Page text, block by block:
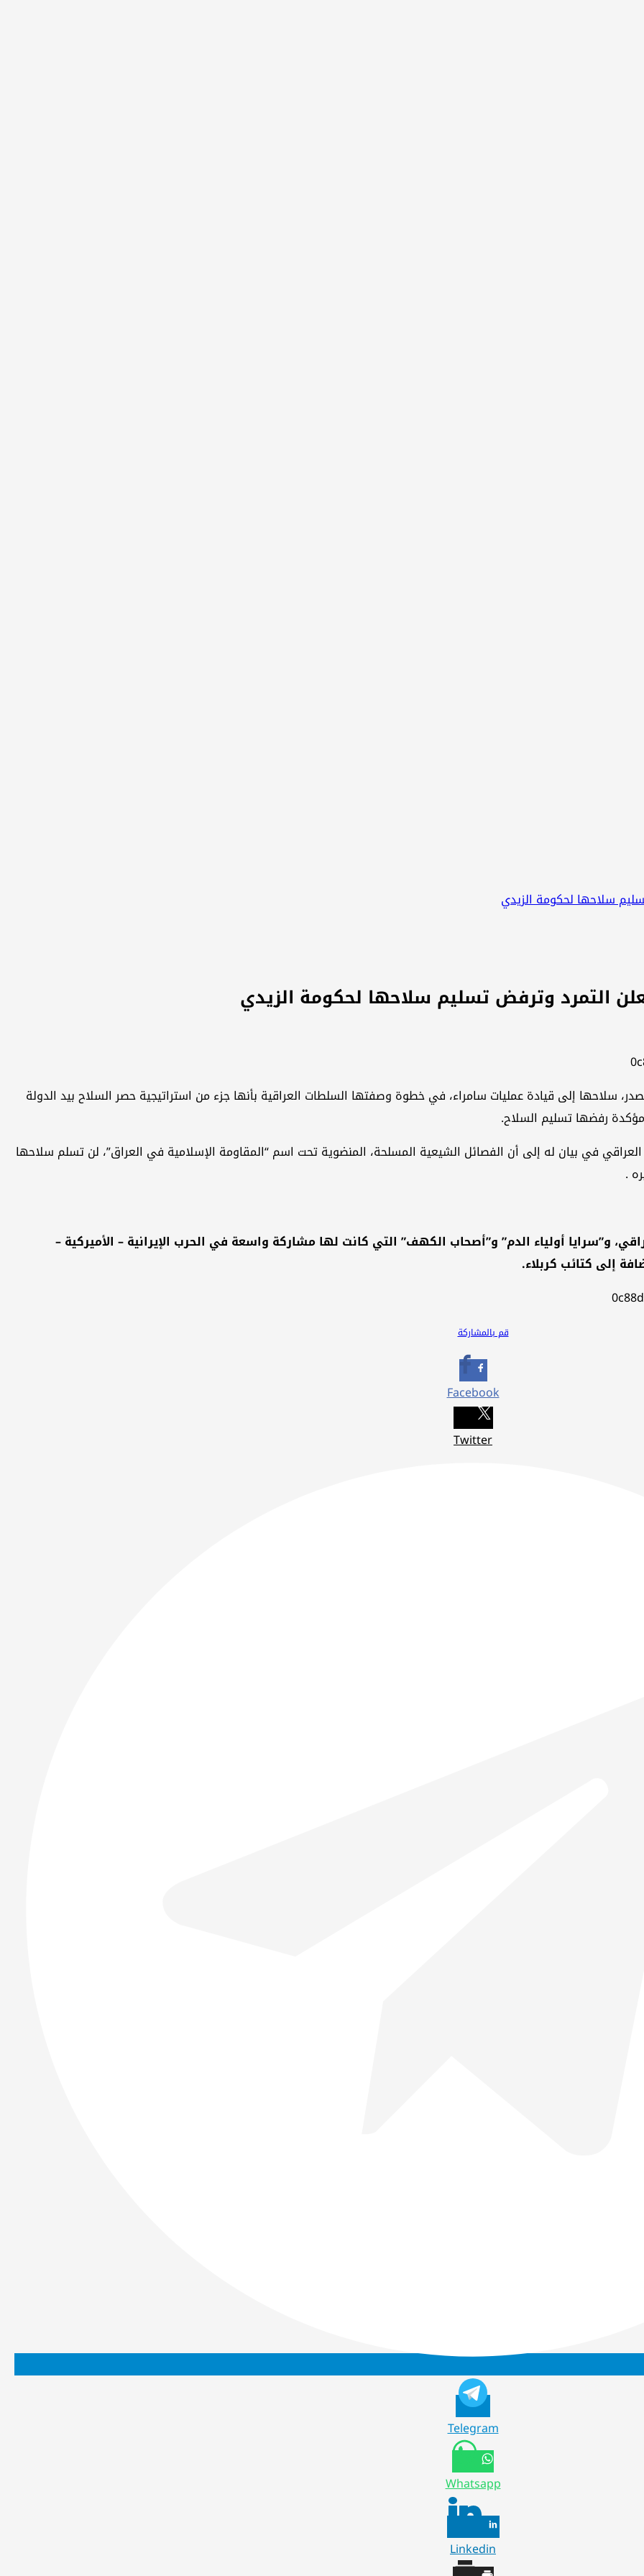
سلاحها إلى قيادة عمليات سامراء، في خطوة وصفتها السلطات العراقية بأنها جزء من استراتيجية حصر السلاح بيد الدولة
رفضها تسليم السلاح.
في بيان له إلى أن الفصائل الشيعية المسلحة، المنضوية تحت اسم “المقاومة الإسلامية في العراق”، لن تسلم سلاحها
.
و”سرايا أولياء الدم” و”أصحاب الكهف” التي كانت لها مشاركة واسعة في الحرب الإيرانية – الأميركية –
قم بالمشاركة
Facebook
Twitter
Telegram
Whatsapp
Linkedin